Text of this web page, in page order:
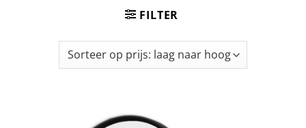
FILTER